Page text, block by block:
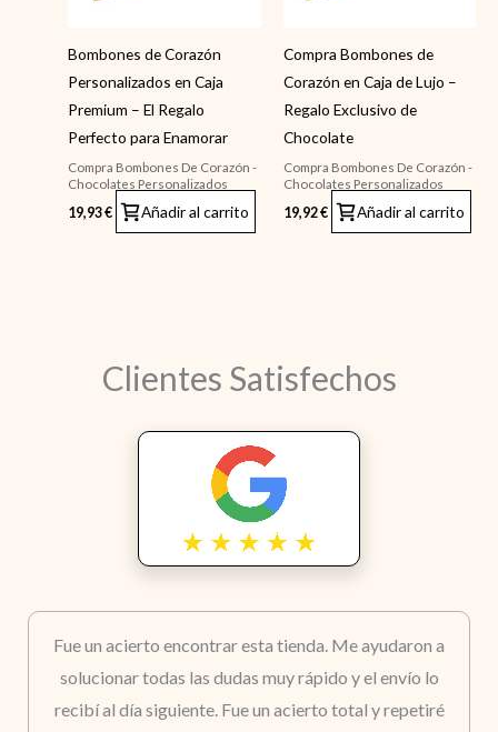
Bombones de Corazón
Personalizados en Caja
Premium – El Regalo
Perfecto para Enamorar
Compra Bombones De Corazón -
Chocolates Personalizados
19,93€ Añadir al carrito
Compra Bombones de
Corazón en Caja de Lujo –
Regalo Exclusivo de
Chocolate
Compra Bombones De Corazón -
Chocolates Personalizados
19,92€ Añadir al carrito
Clientes Satisfechos
Fue un acierto encontrar esta tienda. Me ayudaron a
solucionar todas las dudas muy rápido y el envío lo
recibí al día siguiente. Fue un acierto total y repetiré